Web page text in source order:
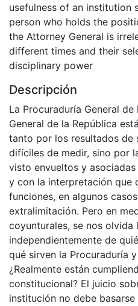
usefulness of an institution
person who holds the
the Attorney General is
different times and their
disciplinary power
Descripción
La Procuraduría General
General de la República
tanto por los resultados de
difíciles de medir, sino por
visto envueltos y
y con la interpretación que
funciones, en algunos
extralimitación. Pero en
coyunturales, se nos olvida
independientemente de
qué sirven la Procuraduría
¿Realmente están
constitucional? El juicio
institución no debe